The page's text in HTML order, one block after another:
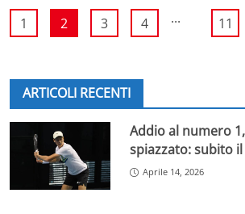
1 2 3 4 ... 11
ARTICOLI RECENTI
Addio al numero
spiazzato: subito
Aprile 14, 2026